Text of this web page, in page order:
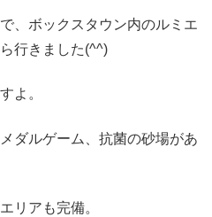
、ボックスタウン内のルミエ
行きました(^^)
よ。
ダルゲーム、抗菌の砂場があ
リアも完備。